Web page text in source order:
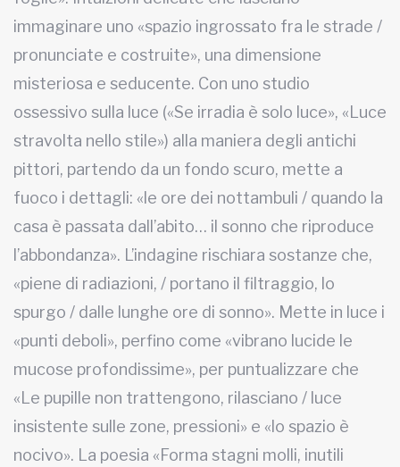
immaginare uno «spazio ingrossato fra le strade /
pronunciate e costruite», una dimensione
misteriosa e seducente. Con uno studio
ossessivo sulla luce («Se irradia è solo luce», «Luce
stravolta nello stile») alla maniera degli antichi
pittori, partendo da un fondo scuro, mette a
fuoco i dettagli: «le ore dei nottambuli / quando la
casa è passata dall’abito… il sonno che riproduce
l’abbondanza». L’indagine rischiara sostanze che,
«piene di radiazioni, / portano il filtraggio, lo
spurgo / dalle lunghe ore di sonno». Mette in luce i
«punti deboli», perfino come «vibrano lucide le
mucose profondissime», per puntualizzare che
«Le pupille non trattengono, rilasciano / luce
insistente sulle zone, pressioni» e «lo spazio è
nocivo». La poesia «Forma stagni molli, inutili